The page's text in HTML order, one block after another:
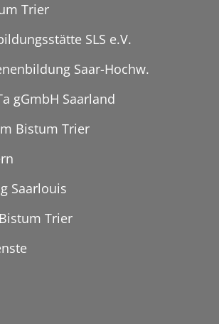
Trier
SLS e.V.
Saar-Hochw.
gGmbH Saarland
Bistum Trier
Saarlouis
Trier